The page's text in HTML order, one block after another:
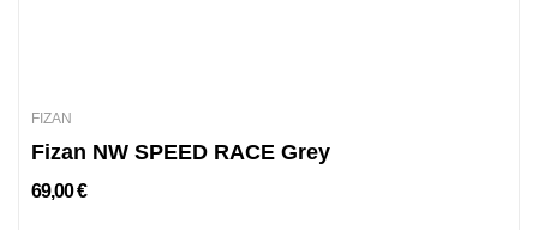
FIZAN
Fizan NW SPEED RACE Grey
69,00 €